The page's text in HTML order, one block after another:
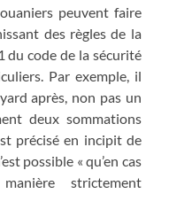
peuvent faire
des règles de la
du code de la sécurité
Par exemple, il
après, non pas un
deux sommations
précisé en incipit de
possible « qu’en cas
strictement